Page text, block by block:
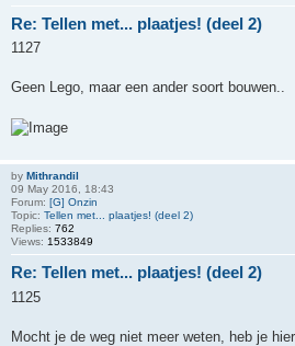
Re: Tellen met... plaatjes! (deel 2)
1127
Geen Lego, maar een ander soort bouwen..
by Mithrandil
09 May 2016, 18:43
Forum: [G] Onzin
Topic: Tellen met... plaatjes! (deel 2)
Replies: 762
Views: 1533849
Re: Tellen met... plaatjes! (deel 2)
1125
Mocht je de weg niet meer weten, heb je